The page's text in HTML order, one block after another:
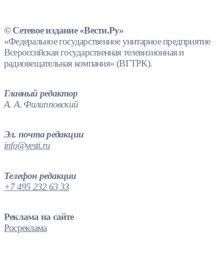
© Сетевое издание «Вести.Ру»
«Федеральное государственное унитарное предприятие
Всероссийская государственная телевизионная и
радиовещательная компания» (ВГТРК).
Главный редактор
А. А. Филипповский
Эл. почта редакции
info@vesti.ru
Телефон редакции
+7 495 232 63 33
Реклама на сайте
Росреклама